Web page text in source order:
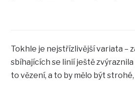
Tokhle je nejstřízlivější variata –
sbíhajících se linií ještě
to vězení, a to by mělo být strohé,